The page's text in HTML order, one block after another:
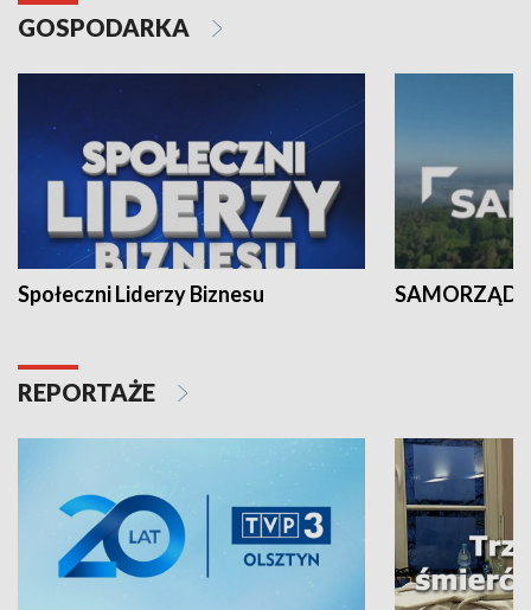
GOSPODARKA
Społeczni Liderzy Biznesu SAMORZĄD
REPORTAŻE